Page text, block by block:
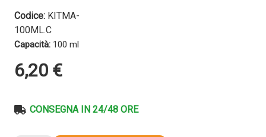
Codice: KITMA-
100ML.C
Capacità: 100 ml
6,20 €
CONSEGNA IN 24/48 ORE